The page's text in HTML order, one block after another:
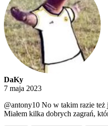
DaKy
7 maja 2023
@antony10 No w takim razie też
Miałem kilka dobrych zagrań,